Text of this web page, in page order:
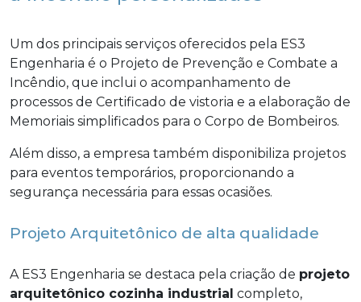
Um dos principais serviços oferecidos pela ES3
Engenharia é o Projeto de Prevenção e Combate a
Incêndio, que inclui o acompanhamento de
processos de Certificado de vistoria e a elaboração de
Memoriais simplificados para o Corpo de Bombeiros.
Além disso, a empresa também disponibiliza projetos
para eventos temporários, proporcionando a
segurança necessária para essas ocasiões.
Projeto Arquitetônico de alta qualidade
A ES3 Engenharia se destaca pela criação de projeto
arquitetônico cozinha industrial completo,